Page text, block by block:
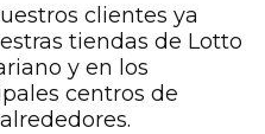
clientes ya
tiendas de Lotto
y en los
centros de